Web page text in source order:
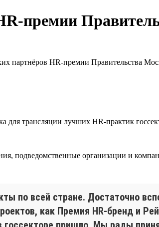
премии
партнёров HR-премии Правительства
трансляции лучших HR-практик
подведомственные организации и
по всей стране. Достаточно
как Премия HR-бренд и